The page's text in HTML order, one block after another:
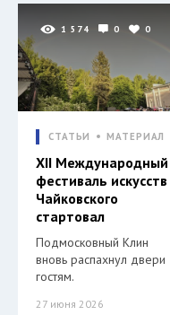
1 574 0 0
СТАТЬИ МАТЕРИАЛ
XII Международный
фестиваль искусств
Чайковского
стартовал
Подмосковный Клин
вновь распахнул двери
гостям.
27 июня 2026